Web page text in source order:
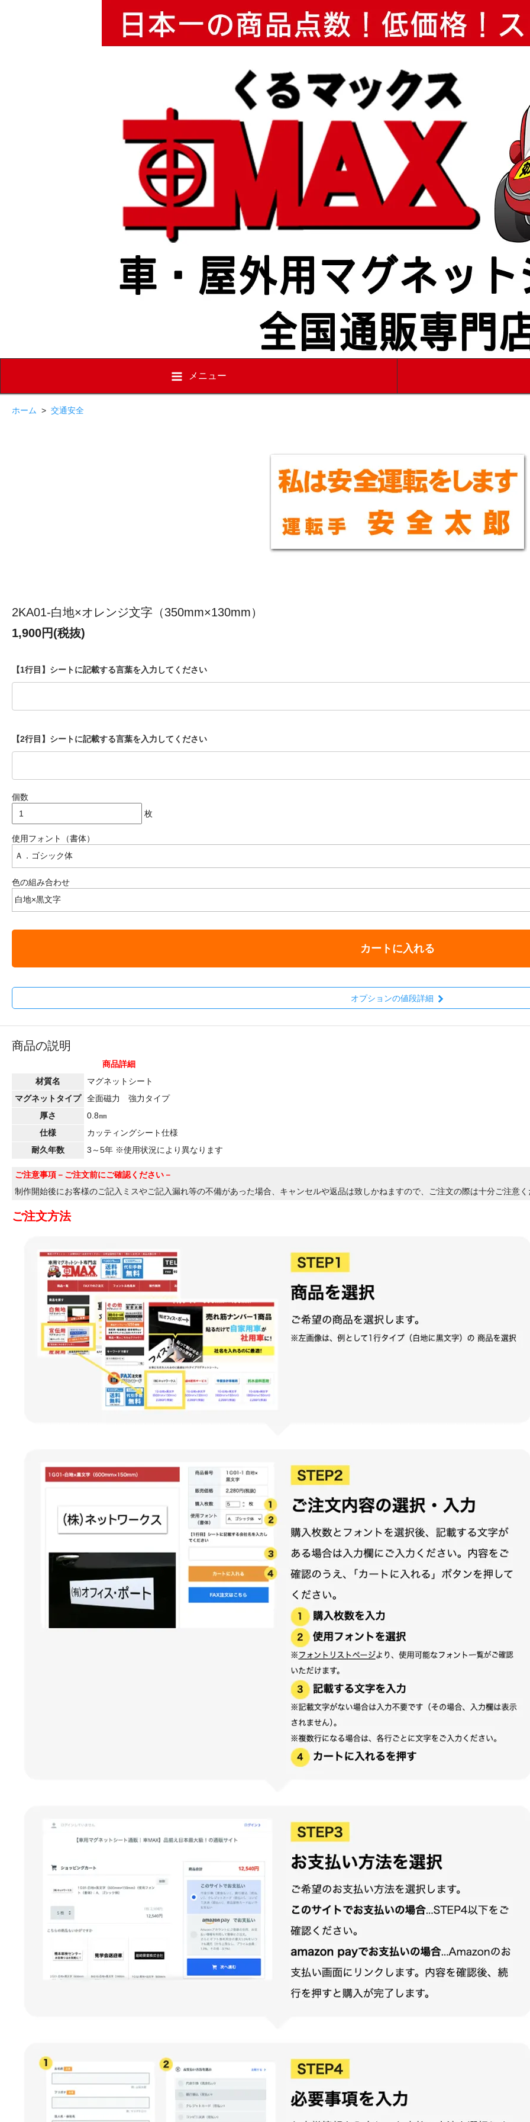
メニュー
ホーム > 交通安全
2KA01-白地×オレンジ文字（350mm×130mm）
1,900円(税抜)
【1行目】シートに記載する言葉を入力してください
【2行目】シートに記載する言葉を入力してください
個数
枚
使用フォント（書体）
色の組み合わせ
カートに入れる
オプションの値段詳細
商品の説明
商品詳細
材質名
マグネットシート
マグネットタイプ
全面磁力 強力タイプ
厚さ
0.8㎜
仕様
カッティングシート仕様
耐久年数
3～5年 ※使用状況により異なります
ご注意事項 －ご注文前にご確認ください－
制作開始後にお客様のご記入ミスやご記入漏れ等の不備があった場合、キャンセルや返品は致しかねますので、ご注文の際は十分ご注意
ご注文方法